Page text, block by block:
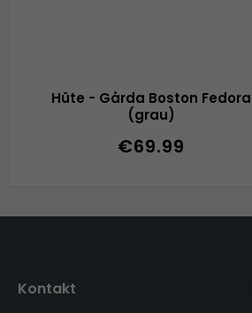
Hüte - Gårda Boston Fedora
(grau)
€69.99
Kontakt